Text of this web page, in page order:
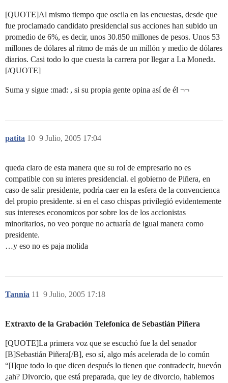
[QUOTE]Al mismo tiempo que oscila en las encuestas, desde que
fue proclamado candidato presidencial sus acciones han subido un
promedio de 6%, es decir, unos 30.850 millones de pesos. Unos 53
millones de dólares al ritmo de más de un millón y medio de dólares
diarios. Casi todo lo que cuesta la carrera por llegar a La Moneda.
[/QUOTE]
Suma y sigue :mad: , si su propia gente opina así de él ¬¬
patita 9 Julio, 2005 17:04
10
queda claro de esta manera que su rol de empresario no es
compatible con su interes presidencial. el gobierno de Piñera, en
caso de salir presidente, podrìa caer en la esfera de la convencienca
del propio presidente. si en el caso chispas privilegió evidentemente
sus intereses economicos por sobre los de los accionistas
minoritarios, no veo porque no actuaría de igual manera como
presidente.
…y eso no es paja molida
Tannia 9 Julio, 2005 17:18
11
Extraxto de la Grabación Telefonica de Sebastián Piñera
[QUOTE]La primera voz que se escuchó fue la del senador
[B]Sebastián Piñera[/B], eso sí, algo más acelerada de lo común
“[I]que todo lo que dicen después lo tienen que contradecir, huevón
¿ah? Divorcio, que está preparada, que ley de divorcio, hablemos